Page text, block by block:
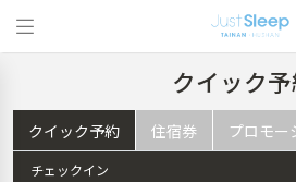
クイック
クイック予約 住宿券 プロモー
チェックイン